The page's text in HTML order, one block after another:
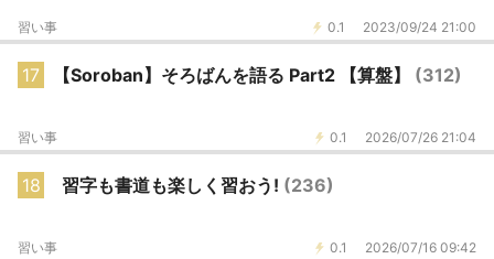
0.1 2023/09/24 21:00
習い事
17 【Soroban】そろばんを語る Part2 【算盤】 (312)
0.1 2026/07/26 21:04
習い事
18 習字も書道も楽しく習おう! (236)
0.1 2026/07/16 09:42
習い事